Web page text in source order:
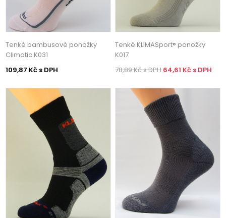
Tenké bambusové ponožky
Climatic K031
109,87 Kč s DPH
Tenké KLIMASport® ponožky
K017
78,89 Kč s DPH64,61 Kč s DPH